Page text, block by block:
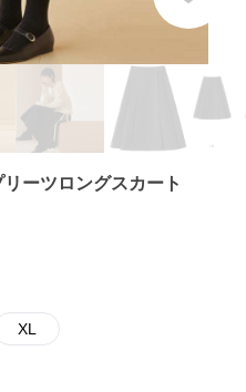
ーツロングスカート
XL